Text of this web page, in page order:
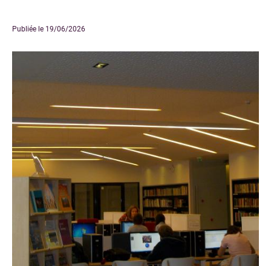
Bibliothèque des Archives Husserl
Centre documentaire du CAPHÉS
Bibliothèque de l'Institut des textes et manuscrits modernes
Bibliothèque de mathématiques et informatique
Bibliothèque des Sciences expérimentales
Bibliothèque de l'agrégation physique et chimie
Bibliothèque de physique théorique
Formations
Publiée le 19/06/2026